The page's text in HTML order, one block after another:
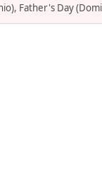
Father's Day